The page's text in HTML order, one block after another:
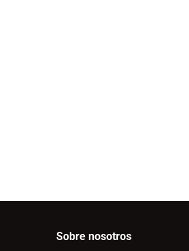
Sobre nosotros